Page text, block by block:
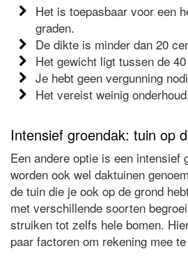
Het is toepasbaar voor een
graden.
De dikte is minder dan 20
Het gewicht ligt tussen de
Je hebt geen vergunning
Het vereist weinig
Intensief groendak: tuin op
Een andere optie is een intensief
worden ook wel daktuinen
de tuin die je ook op de grond
met verschillende soorten
struiken tot zelfs hele bomen.
paar factoren om rekening mee